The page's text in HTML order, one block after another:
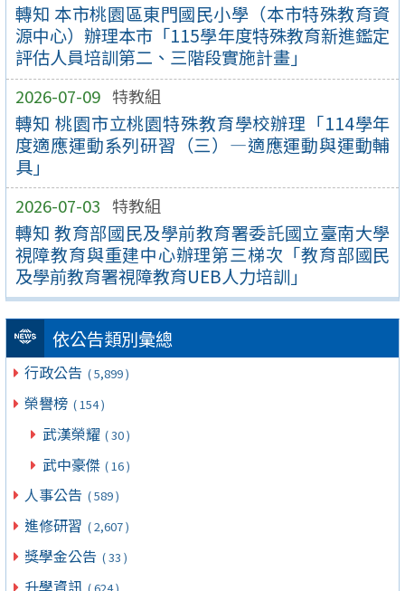
轉知 本市桃園區東門國民小學（本市特殊教育資
源中心）辦理本市「115學年度特殊教育新進鑑定
評估人員培訓第二、三階段實施計畫」
2026-07-09 特教組
轉知 桃園市立桃園特殊教育學校辦理「114學年
度適應運動系列研習（三）—適應運動與運動輔
具」
2026-07-03 特教組
轉知 教育部國民及學前教育署委託國立臺南大學
視障教育與重建中心辦理第三梯次「教育部國民
及學前教育署視障教育UEB人力培訓」
依公告類別彙總
行政公告 ( 5,899 )
榮譽榜 ( 154 )
武漢榮耀 ( 30 )
武中豪傑 ( 16 )
人事公告 ( 589 )
進修研習 ( 2,607 )
獎學金公告 ( 33 )
升學資訊